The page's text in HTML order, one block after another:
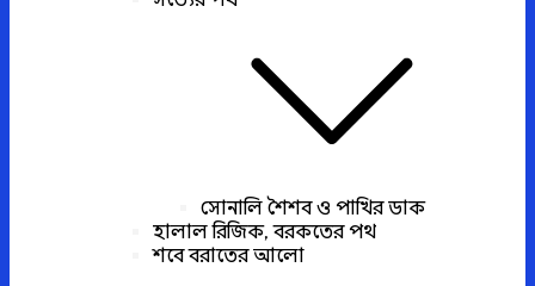
সোনালি শৈশব ও পাখির ডাক
হালাল রিজিক, বরকতের পথ
শবে বরাতের আলো